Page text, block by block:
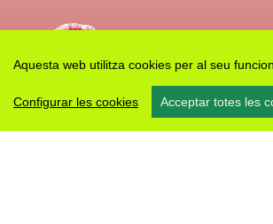
Aquesta web utilitza cookies per al seu
Configurar les cookies Acceptar totes les